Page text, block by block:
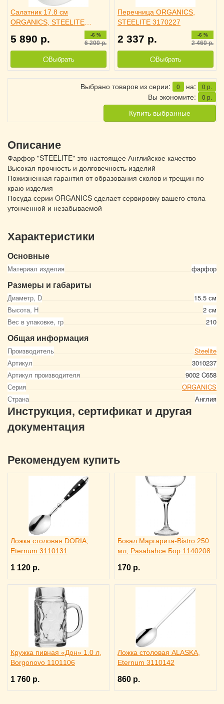
Салатник 17.8 см
ORGANICS, STEELITE
5 890 р. -6 %
6 200р.
Выбрать
Перечница ORGANICS,
STEELITE 3170227
2 337 р. -6 %
2 460р.
Выбрать
Выбрано товаров из серии: 0 на: 0 р.
Вы экономите: 0 р.
Купить выбранные
Описание
Фарфор "STEELITE" это настоящее Английское качество
Высокая прочность и долговечность изделий
Пожизненная гарантия от образования сколов и трещин по
краю изделия
Посуда серии ORGANICS сделает сервировку вашего стола
утонченной и незабываемой
Характеристики
Основные
Материал изделия фарфор
Размеры и габариты
Диаметр, D
15.5 см
Высота, Н
2 см
Вес в упаковке, гр
210
Общая информация
Производитель
Steelite
Артикул
3010237
Артикул производителя
9002 C658
Серия
ORGANICS
Страна
Англия
Инструкция, сертификат и другая
документация
Рекомендуем купить
Ложка столовая DORIA,
Eternum 3110131
1 120 р.
Бокал Маргарита-Bistro 250
мл, Pasabahce Бор 1140208
170 р.
Кружка пивная «Дон» 1.0 л,
Borgonovo 1101106
1 760 р.
Ложка столовая ALASKA,
Eternum 3110142
860 р.